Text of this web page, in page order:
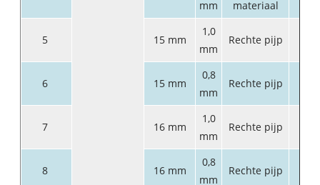
mm materiaal
5 15 mm
1,0
mm
Rechte pijp
6 15 mm
0,8
mm
Rechte pijp
7 16 mm
1,0
mm
Rechte pijp
8 16 mm
0,8
mm
Rechte pijp